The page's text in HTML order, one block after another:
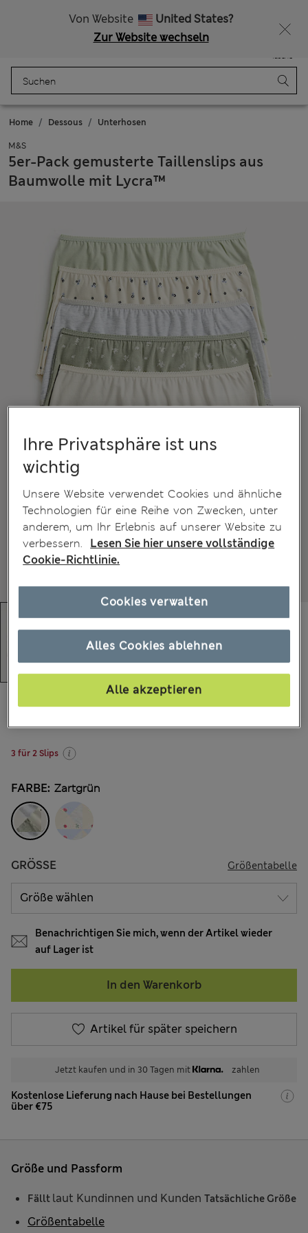
Von Website
United States?
Zur Website wechseln
Tasche
Home Dessous Unterhosen
M&S
5er-Pack gemusterte Taillenslips aus
Baumwolle mit Lycra™
3 für 2 Slips
FARBE: Zartgrün
GRÖSSE Größentabelle
Benachrichtigen Sie mich, wenn der Artikel wieder
auf Lager ist
In den Warenkorb
Artikel für später speichern
Jetzt kaufen und in 30 Tagen mit zahlen
Kostenlose Lieferung nach Hause bei Bestellungen
über €75
Größe und Passform
Fällt laut Kundinnen und Kunden Tatsächliche Größe
Größentabelle
Ihre Privatsphäre ist uns
wichtig
Unsere Website verwendet Cookies und ähnliche
Technologien für eine Reihe von Zwecken, unter
anderem, um Ihr Erlebnis auf unserer Website zu
verbessern.
Lesen Sie hier unsere vollständige
Cookie-Richtlinie.
Alles Cookies ablehnen
Alle akzeptieren
Cookies verwalten